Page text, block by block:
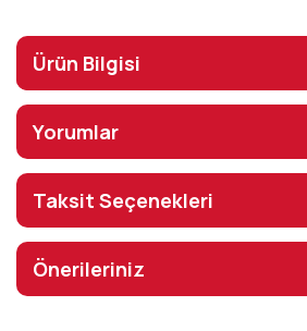
Ürün Bilgisi
Yorumlar
Taksit Seçenekleri
Önerileriniz